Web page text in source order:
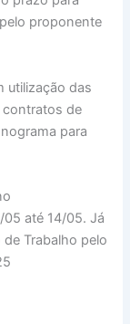
proponente
utilização das
contratos de
para
até 14/05. Já
Trabalho pelo